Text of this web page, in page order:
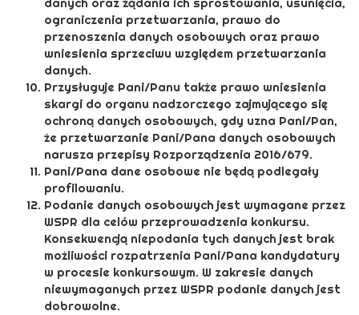
danych oraz żądania ich sprostowania, usunięcia,
ograniczenia przetwarzania, prawo do
przenoszenia danych osobowych oraz prawo
wniesienia sprzeciwu względem przetwarzania
danych.
Przysługuje Pani/Panu także prawo wniesienia
skargi do organu nadzorczego zajmującego się
ochroną danych osobowych, gdy uzna Pani/Pan,
że przetwarzanie Pani/Pana danych osobowych
narusza przepisy Rozporządzenia 2016/679.
Pani/Pana dane osobowe nie będą podlegały
profilowaniu.
Podanie danych osobowych jest wymagane przez
WSPR dla celów przeprowadzenia konkursu.
Konsekwencją niepodania tych danych jest brak
możliwości rozpatrzenia Pani/Pana kandydatury
w procesie konkursowym. W zakresie danych
niewymaganych przez WSPR podanie danych jest
dobrowolne.